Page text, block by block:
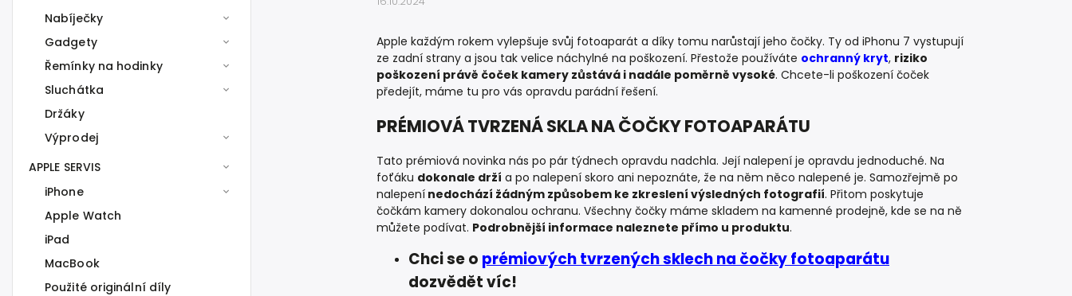
Nabíječky
Gadgety
Řemínky na hodinky
Sluchátka
Držáky
Výprodej
APPLE SERVIS
iPhone
Apple Watch
iPad
MacBook
Použité originální díly
Apple každým rokem vylepšuje svůj fotoaparát a díky tomu narůstají jeho čočky. Ty od iPhonu 7 vystupují
ze zadní strany a jsou tak velice náchylné na poškození. Přestože používáte ochranný kryt, riziko
poškození právě čoček kamery zůstává i nadále poměrně vysoké. Chcete-li poškození čoček
předejít, máme tu pro vás opravdu parádní řešení.
PRÉMIOVÁ TVRZENÁ SKLA NA ČOČKY FOTOAPARÁTU
Tato prémiová novinka nás po pár týdnech opravdu nadchla. Její nalepení je opravdu jednoduché. Na
foťáku dokonale drží a po nalepení skoro ani nepoznáte, že na něm něco nalepené je. Samozřejmě po
nalepení nedochází žádným způsobem ke zkreslení výsledných fotografií. Přitom poskytuje
čočkám kamery dokonalou ochranu. Všechny čočky máme skladem na kamenné prodejně, kde se na ně
můžete podívat. Podrobnější informace naleznete přímo u produktu.
Chci se o prémiových tvrzených sklech na čočky fotoaparátu
dozvědět víc!